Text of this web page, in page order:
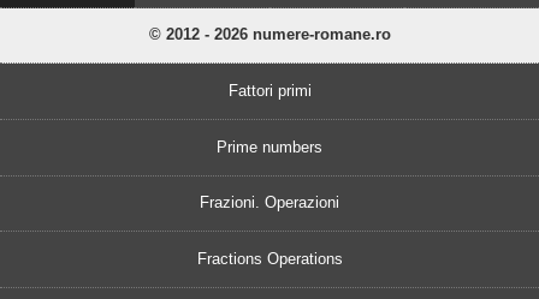
© 2012 - 2026 numere-romane.ro
Fattori primi
Prime numbers
Frazioni. Operazioni
Fractions Operations